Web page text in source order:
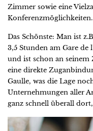
Zimmer sowie eine
Konferenzmöglichkeiten.
Das Schönste: Man ist
3,5 Stunden am Gare de
und ist schon an seinem
eine direkte
Gaulle, was die Lage
Unternehmungen aller
ganz schnell überall